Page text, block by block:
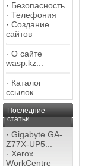
· Безопасность
· Телефония
· Создание
сайтов
· О сайте
wasp.kz...
· Каталог
ссылок
Последние
статьи
· Gigabyte GA-
Z77X-UP5...
· Xerox
WorkCentre